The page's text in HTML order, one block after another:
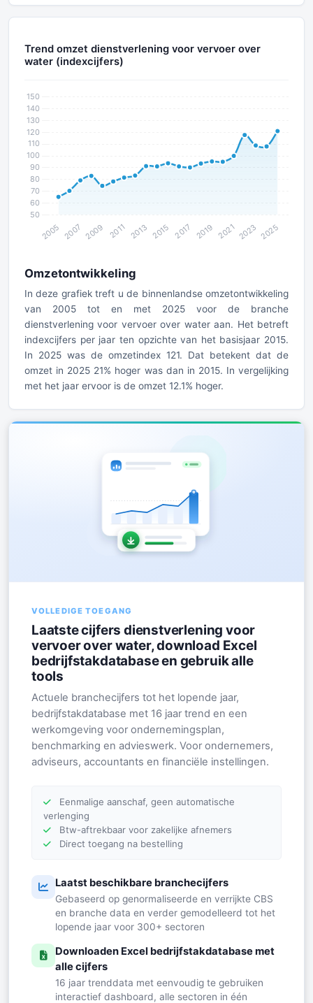
Trend omzet dienstverlening voor vervoer over
water (indexcijfers)
Omzetontwikkeling
In deze grafiek treft u de binnenlandse omzetontwikkeling
van 2005 tot en met 2025 voor de branche
dienstverlening voor vervoer over water aan. Het betreft
indexcijfers per jaar ten opzichte van het basisjaar 2015.
In 2025 was de omzetindex 121. Dat betekent dat de
omzet in 2025 21% hoger was dan in 2015. In vergelijking
met het jaar ervoor is de omzet 12.1% hoger.
VOLLEDIGE TOEGANG
Laatste cijfers dienstverlening voor
vervoer over water, download Excel
bedrijfstakdatabase en gebruik alle
tools
Actuele branchecijfers tot het lopende jaar,
bedrijfstakdatabase met 16 jaar trend en een
werkomgeving voor ondernemingsplan,
benchmarking en advieswerk. Voor ondernemers,
adviseurs, accountants en financiële instellingen.
Eenmalige aanschaf, geen automatische
verlenging
Btw-aftrekbaar voor zakelijke afnemers
Direct toegang na bestelling
Laatst beschikbare branchecijfers
Gebaseerd op genormaliseerde en verrijkte CBS
en branche data en verder gemodelleerd tot het
lopende jaar voor 300+ sectoren
Downloaden Excel bedrijfstakdatabase met
alle cijfers
16 jaar trenddata met eenvoudig te gebruiken
interactief dashboard, alle sectoren in één